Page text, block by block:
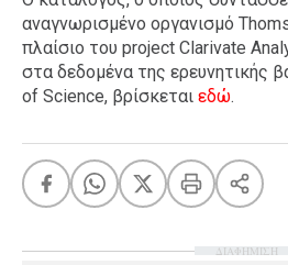
αναγνωρισμένο οργανισμό
πλαίσιο του project Clarivate
στα δεδομένα της ερευνητικής
of Science, βρίσκεται εδώ.
ΔΙΑΦΗΜΙΣΗ